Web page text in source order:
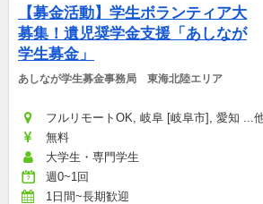
【募金活動】学生ボランティア大
募集！遺児奨学金支援「あしなが
学生募金」
あしなが学生募金事務局　東海北陸エリア
フルリモートOK, 岐阜 [岐阜市], 愛知 ...
無料
大学生・専門学生
週0~1回
1日間~長期歓迎